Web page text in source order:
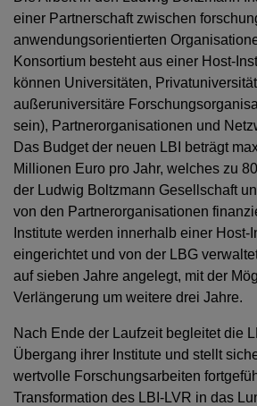
einer Partnerschaft zwischen
anwendungsorientierten
Konsortium besteht aus einer Host-
können Universitäten,
außeruniversitäre
sein), Partnerorganisationen und
Das Budget der neuen LBI beträgt
Millionen Euro pro Jahr, welches zu
der Ludwig Boltzmann Gesellschaft
von den Partnerorganisationen
Institute werden innerhalb einer Host-
eingerichtet und von der LBG
auf sieben Jahre angelegt, mit der
Verlängerung um weitere drei Jahre.
Nach Ende der Laufzeit begleitet die
Übergang ihrer Institute und stellt
wertvolle Forschungsarbeiten
Transformation des LBI-LVR in das